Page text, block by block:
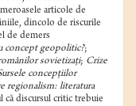
articole de
dincolo de riscurile
de demers
concept geopolitic?;
sovietizaţi; Crize
concepţiilor
regionalism: literatura
că discursul critic trebuie